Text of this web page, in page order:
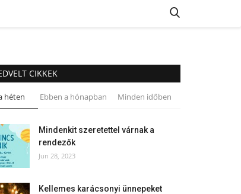
CIKKEK
héten Ebben a hónapban Minden időben
Mindenkit szeretettel várnak a
rendezők
Jun 28, 2023
Kellemes karácsonyi ünnepeket